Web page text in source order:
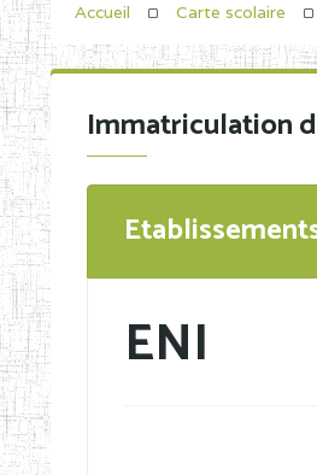
Accueil Carte scolaire
Immatriculation
ENI